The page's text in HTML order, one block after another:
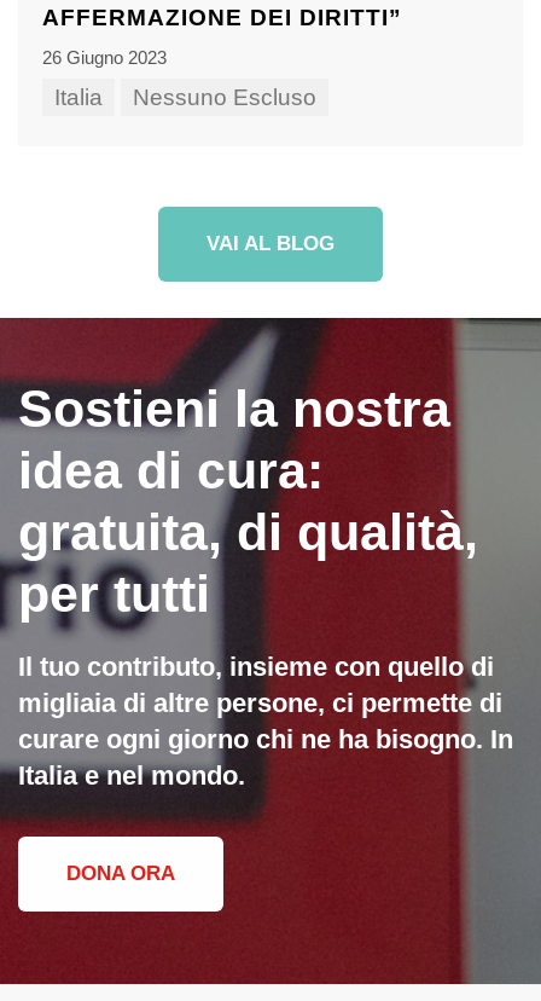
AFFERMAZIONE DEI DIRITTI”
26 Giugno 2023
Italia Nessuno Escluso
VAI AL BLOG
Sostieni la nostra
idea di cura:
gratuita, di qualità,
per tutti
Il tuo contributo, insieme con quello di
migliaia di altre persone, ci permette di
curare ogni giorno chi ne ha bisogno. In
Italia e nel mondo.
DONA ORA